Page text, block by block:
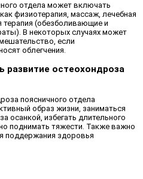
отдела может включать
физиотерапия, массаж, лечебная
терапия (обезболивающие и
В некоторых случаях может
если
облегчения.
развитие остеохондроза
поясничного отдела
образ жизни, заниматься
осанкой, избегать длительного
поднимать тяжести. Также важно
поддержания здоровья